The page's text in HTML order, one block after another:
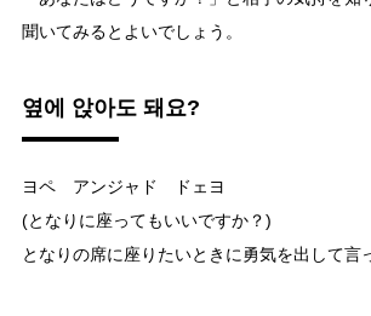
聞いてみるとよいでしょう。
옆에 앉아도 돼요?
ヨペ アンジャド ドェヨ
(となりに座ってもいいですか？)
となりの席に座りたいときに勇気を出して言